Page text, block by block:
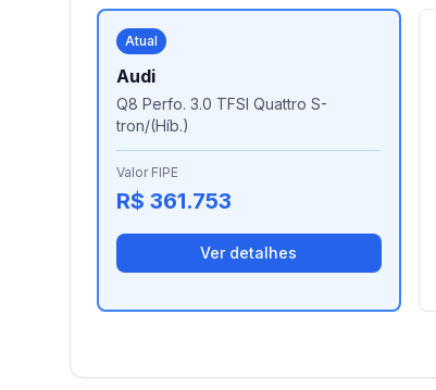
Atual
Audi
Q8 Perfo. 3.0 TFSI Quattro S-
tron/(Híb.)
Valor FIPE
R$ 361.753
Ver detalhes